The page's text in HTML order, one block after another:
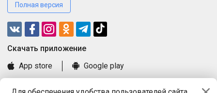
Полная версия
Cкачать приложение
App store
Google play